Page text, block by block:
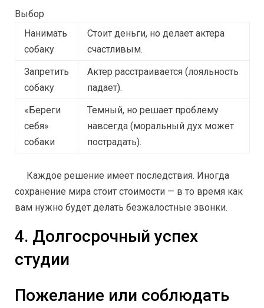
Выбор
Нанимать
собаку
Стоит деньги, но делает актера
счастливым.
Запретить
собаку
Актер расстраивается (лояльность
падает).
«Береги
себя»
собаки
Темный, но решает проблему
навсегда (моральный дух может
пострадать).
Каждое решение имеет последствия. Иногда
сохранение мира стоит стоимости — в то время как
вам нужно будет делать безжалостные звонки.
4. Долгосрочный успех
студии
Пожелание или соблюдать